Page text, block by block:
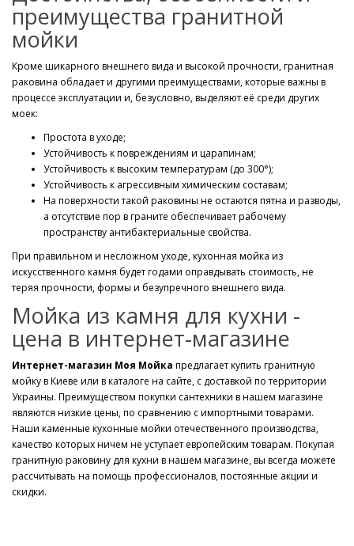
преимущества гранитной
мойки
Кроме шикарного внешнего вида и высокой прочности, гранитная
раковина обладает и другими преимуществами, которые важны в
процессе эксплуатации и, безусловно, выделяют её среди других
моек:
Простота в уходе;
Устойчивость к повреждениям и царапинам;
Устойчивость к высоким температурам (до 300°);
Устойчивость к агрессивным химическим составам;
На поверхности такой раковины не остаются пятна и разводы,
а отсутствие пор в граните обеспечивает рабочему
пространству антибактериальные свойства.
При правильном и несложном уходе, кухонная мойка из
искусственного камня будет годами оправдывать стоимость, не
теряя прочности, формы и безупречного внешнего вида.
Мойка из камня для кухни -
цена в интернет-магазине
Интернет-магазин Моя Мойка предлагает купить гранитную
мойку в Киеве или в каталоге на сайте, с доставкой по территории
Украины. Преимуществом покупки сантехники в нашем магазине
являются низкие цены, по сравнению с импортными товарами.
Наши каменные кухонные мойки отечественного производства,
качество которых ничем не уступает европейским товарам. Покупая
гранитную раковину для кухни в нашем магазине, вы всегда можете
рассчитывать на помощь профессионалов, постоянные акции и
скидки.